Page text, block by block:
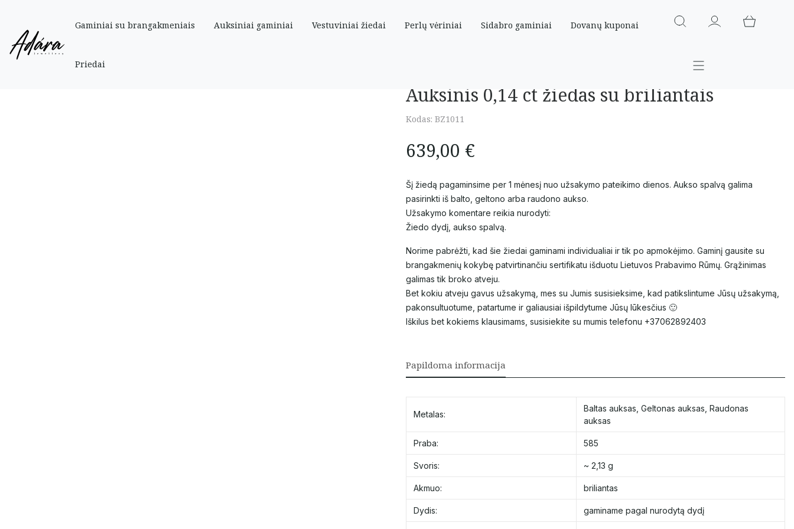
Gaminiai su brangakmeniais Auksiniai gaminiai Vestuviniai žiedai Perlų vėriniai Sidabro gaminiai Dovanų kuponai
Priedai
Pradinis Parduotuve » Gaminiai su brangakmeniais
Auksinis 0,14 ct žiedas su briliantais
Kodas: BZ1011
639,00 €
Šį žiedą pagaminsime per 1 mėnesį nuo užsakymo pateikimo dienos. Aukso spalvą galima
pasirinkti iš balto, geltono arba raudono aukso.
Užsakymo komentare reikia nurodyti:
Žiedo dydį, aukso spalvą.
Norime pabrėžti, kad šie žiedai gaminami individualiai ir tik po apmokėjimo. Gaminį gausite su
brangakmenių kokybę patvirtinančiu sertifikatu išduotu Lietuvos Prabavimo Rūmų. Grąžinimas
galimas tik broko atveju.
Bet kokiu atveju gavus užsakymą, mes su Jumis susisieksime, kad patikslintume Jūsų užsakymą,
pakonsultuotume, patartume ir galiausiai išpildytume Jūsų lūkesčius 🙂
Iškilus bet kokiems klausimams, susisiekite su mumis telefonu +37062892403
Papildoma informacija
Metalas:
Baltas auksas Geltonas auksas Raudonas
auksas
Praba: 585
Svoris: ~ 2,13 g
Akmuo: briliantas
Dydis: gaminame pagal nurodytą dydį